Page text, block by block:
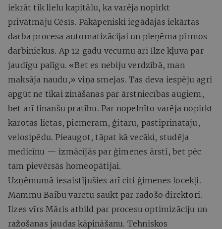
iekrāt tik lielu kapitālu, ka varēja nopirkt
privātmāju Cēsīs. Pakāpeniski iegādājās iekārtas
darba procesa automatizācijai un pieņēma pirmos
darbiniekus. Ap 12 gadu vecumu arī Ilze kļuva par
jaudīgu palīgu. «Bet es nebiju verdzībā, man
maksāja naudu,» viņa smejas. Tas deva iespēju agri
apgūt ne tikai zināšanas par ārstniecības augiem,
bet arī finanšu pratību. Par nopelnīto varēja nopirkt
kārotās lietas, piemēram, ģitāru, pastiprinātāju,
velosipēdu. Pieaugot, tāpat kā vecāki, studēja
medicīnu — izmācījās par ģimenes ārsti, bet pēc
tam pievērsās homeopātijai.
Uzņēmumā iesaistījušies arī citi ģimenes locekļi.
Mammu Baibu varētu saukt par radošo direktori.
Ilzes vīrs Māris atbild par procesu optimizāciju un
ražošanas jaudas kāpināšanu. Tehniskos